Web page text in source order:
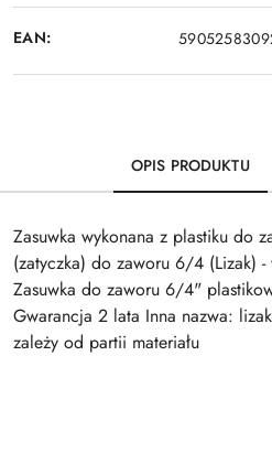
EAN:
OPIS PRODUKTU
Zasuwka wykonana z plastiku do
(zatyczka) do zaworu 6/4 (Lizak) -
Zasuwka do zaworu 6/4"
Gwarancja 2 lata Inna nazwa:
zależy od partii materiału